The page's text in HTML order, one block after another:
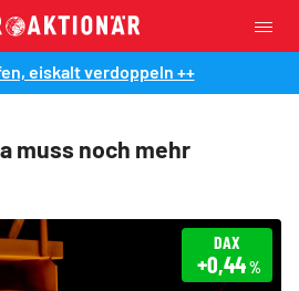
eiskalt verdoppeln ++
muss noch mehr
DAX
+0,44%